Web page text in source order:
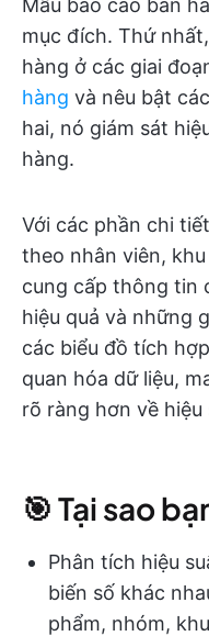
mục đích. Thứ
hàng ở các giai
hàng và nêu bật
hai, nó giám sát
hàng.
Với các phần chi
theo nhân viên,
cung cấp thông tin
hiệu quả và những
các biểu đồ tích
quan hóa dữ liệu,
rõ ràng hơn về hiệu
🎯 Tại sao
Phân tích hiệu
biến số khác
phẩm, nhóm,